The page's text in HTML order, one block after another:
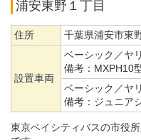
浦安東野１丁目
住所 千葉県浦安市東
設置車両
ベーシック／ヤ
備考： MXPH10
ベーシック／ヤ
備考： ジュニア
東京ベイシティバスの市役